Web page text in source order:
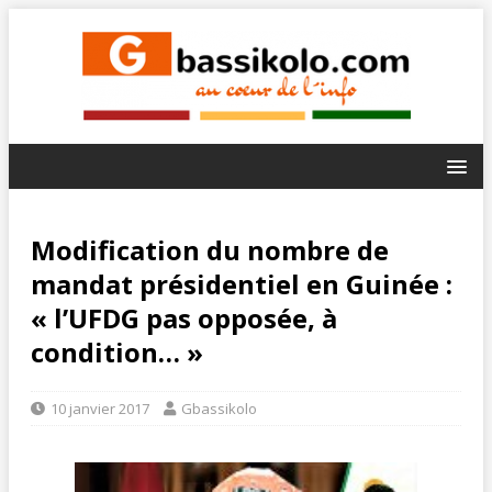
Modification du nombre de
mandat présidentiel en Guinée :
« l’UFDG pas opposée, à
condition… »
10 janvier 2017 Gbassikolo